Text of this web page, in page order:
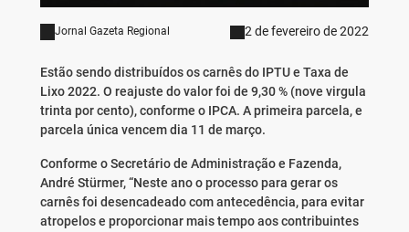
Jornal Gazeta Regional 2 de fevereiro de 2022
Estão sendo distribuídos os carnês do IPTU e Taxa de
Lixo 2022. O reajuste do valor foi de 9,30 % (nove virgula
trinta por cento), conforme o IPCA. A primeira parcela, e
parcela única vencem dia 11 de março.
Conforme o Secretário de Administração e Fazenda,
André Stürmer, “Neste ano o processo para gerar os
carnês foi desencadeado com antecedência, para evitar
atropelos e proporcionar mais tempo aos contribuintes